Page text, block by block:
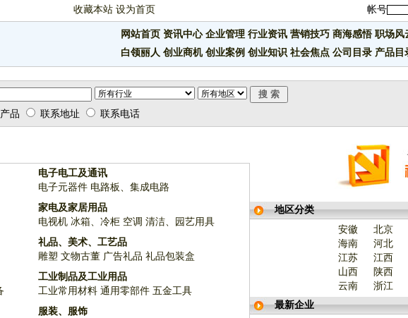
收藏本站 设为首页 帐号
网站首页 资讯中心 企业管理 行业资讯 营销技巧 商海感悟 职场风
白领丽人 创业商机 创业案例 创业知识 社会焦点 公司目录 产品目
品 联系地址 联系电话
电子电工及通讯
电子元器件 电路板、集成电路
家电及家居用品
电视机 冰箱、冷柜 空调 清洁、园艺用具
礼品、美术、工艺品
雕塑 文物古董 广告礼品 礼品包装盒
工业制品及工业用品
工业常用材料 通用零部件 五金工具
服装、服饰
地区分类
安徽
北京
海南
河北
江苏
江西
山西
陕西
云南
浙江
最新企业